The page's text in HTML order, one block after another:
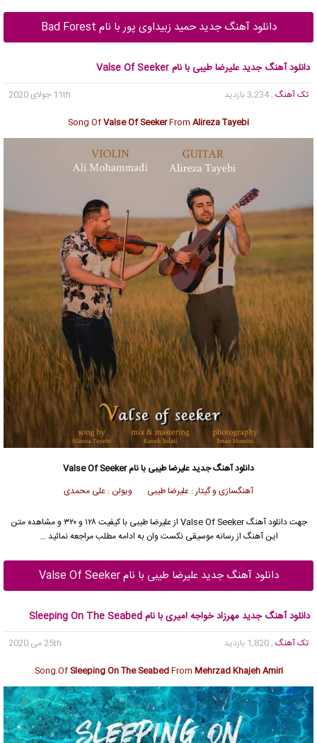
دانلود آهنگ جدید حمید زبیداوی پور با نام Bad Forest
دانلود آهنگ جدید علیرضا طیبی با نام Valse Of Seeker
تک آهنگ , 3,234 بازدید
11th جولای 2020
Song OfValse Of SeekerFrom Alireza Tayebi
دانلود آهنگ جدیدعلیرضا طیبی با نام Valse Of Seeker
آهنگسازی و گیتار : علیرضا طیبی ویولن : علی محمدی
جهت دانلود آهنگ Valse Of Seeker از علیرضا طیبی با کیفیت ۱۲۸ و ۳۲۰ و مشاهده متن
این آهنگ از رسانه موسیقی نکست وان به ادامه مطلب مراجعه نمائید …
دانلود آهنگ جدید علیرضا طیبی با نام Valse Of Seeker
دانلود آهنگ جدید مهرزاد خواجه امیری با نام Sleeping On The Seabed
تک آهنگ , 1,820 بازدید
25th می 2020
Song Of Sleeping On The SeabedFrom Mehrzad Khajeh Amiri